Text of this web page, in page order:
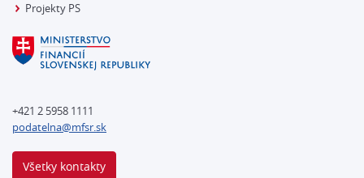
Projekty PS
+421 2 5958 1111
podatelna@mfsr.sk
Všetky kontakty